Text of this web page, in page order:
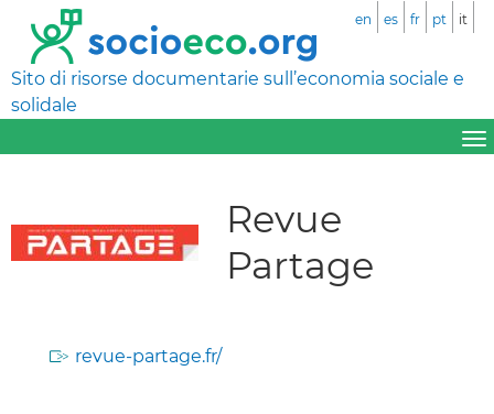
Sito di risorse documentarie sull’economia sociale e
solidale
en es fr pt it
Revue
Partage
revue-partage.fr/